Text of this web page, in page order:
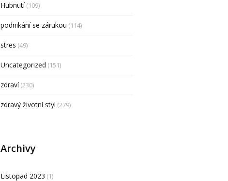
Hubnutí(109)
podnikání se zárukou (114)
stres (49)
Uncategorized (151)
zdraví(230)
zdravý životní styl (279)
Archivy
Listopad 2023 (1)